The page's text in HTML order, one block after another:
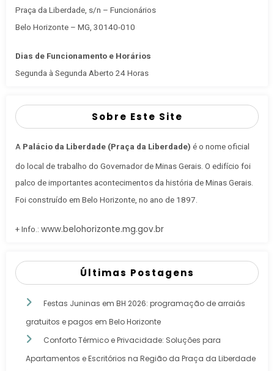
Praça da Liberdade, s/n – Funcionários
Belo Horizonte – MG, 30140-010
Dias de Funcionamento e Horários
Segunda à Segunda Aberto 24 Horas
Sobre Este Site
A Palácio da Liberdade (Praça da Liberdade) é o nome oficial
do local de trabalho do Governador de Minas Gerais . O edifício foi
palco de importantes acontecimentos da história de Minas Gerais.
Foi construído em Belo Horizonte, no ano de 1897.
+ Info.: www.belohorizonte.mg.gov.br
Últimas Postagens
Festas Juninas em BH 2026: programação de arraiás
gratuitos e pagos em Belo Horizonte
Conforto Térmico e Privacidade: Soluções para
Apartamentos e Escritórios na Região da Praça da Liberdade